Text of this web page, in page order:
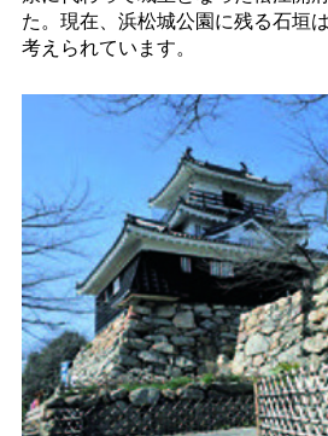
た。現在、浜松城公園に残る石垣
考えられています。